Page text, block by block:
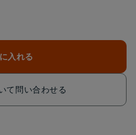
入れる
て問い合わせる